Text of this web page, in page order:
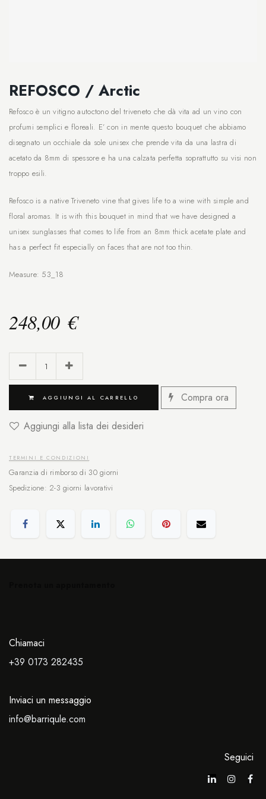
REFOSCO / Arctic
Refosco è un vitigno autoctono del triveneto che dà vita ad un vino con
profumi semplici e floreali. E’ con in mente questo bouquet che abbiamo
disegnato un occhiale da sole unisex che prende vita da una lastra di
acetato da 8mm di spessore e ha una calzata perfetta soprattutto su visi non
troppo esili.
Refosco is a native Triveneto vine that gives life to a wine with simple and
floral aromas. It is with this bouquet in mind that we have designed a
unisex sunglasses that comes to life from an 8mm thick acetate plate and
has a perfect fit especially on faces that are not too thin.
Measure: 53_18
248,00 €
AGGIUNGI AL CARRELLO Compra ora
Aggiungi alla lista dei desideri
TERMINI E CONDIZIONI
Garanzia di rimborso di 30 giorni
Spedizione: 2-3 giorni lavorativi
Chiamaci
+39 0173 282435
Inviaci un messaggio
info@barriqule.com
Seguici